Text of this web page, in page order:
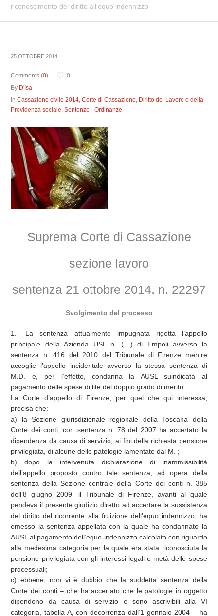
riconoscimento del diritto all'equo indennizzo
25 OTTOBRE 2014
Comments (0)
0
By D'Isa
InCassazione civile 2014,Corte di Cassazione, Diritto del Lavoro e della
Previdenza sociale,Sentenze - Ordinanze
Suprema Corte di Cassazione
sezione lavoro
sentenza 21 ottobre 2014, n. 22297
Svolgimento del processo
1.- La sentenza attualmente impugnata rigetta l’appello
principale della Azienda USL n. (…) di Empoli avverso la
sentenza n. 416 del 2010 del Tribunale di Firenze mentre
accoglie l’appello incidentale avverso la stessa sentenza di
M.D. e, per l’effetto, condanna la AUSL suindicata al
pagamento delle spese di lite del doppio grado di merito.
La Corte d’appello di Firenze, per quel che qui interessa,
precisa che:
a) la Sezione giurisdizionale regionale della Toscana della
Corte dei conti, con sentenza n. 78 del 2007 ha accertato la
dipendenza da causa di servizio, ai fini della richiesta pensione
privilegiata, di alcune delle patologie lamentate dal M. ;
b) dopo la intervenuta dichiarazione di inammissibilità
dell’appello proposto contro tale sentenza, ad opera della
sentenza della Sezione centrale della Corte dei conti n. 385
dell’8 giugno 2009, il Tribunale di Firenze, avanti al quale
pendeva il presente giudizio diretto ad accertare la sussistenza
del diritto del ricorrente alla fruizione dell’equo indennizzo, ha
emesso la sentenza appellata con la quale ha condannato la
AUSL al pagamento dell’equo indennizzo calcolato con riguardo
alla medesima categoria per la quale era stata riconosciuta la
pensione privilegiata con gli interessi legali e metà delle spese
processuali;
c) ebbene, non vi è dubbio che la suddetta sentenza della
Corte dei conti – che ha accertato che le patologie in oggetto
dipendono da causa di servizio e sono ascrivibili alla VI
categoria, tabella A, con decorrenza dall’1 gennaio 2004 – ha